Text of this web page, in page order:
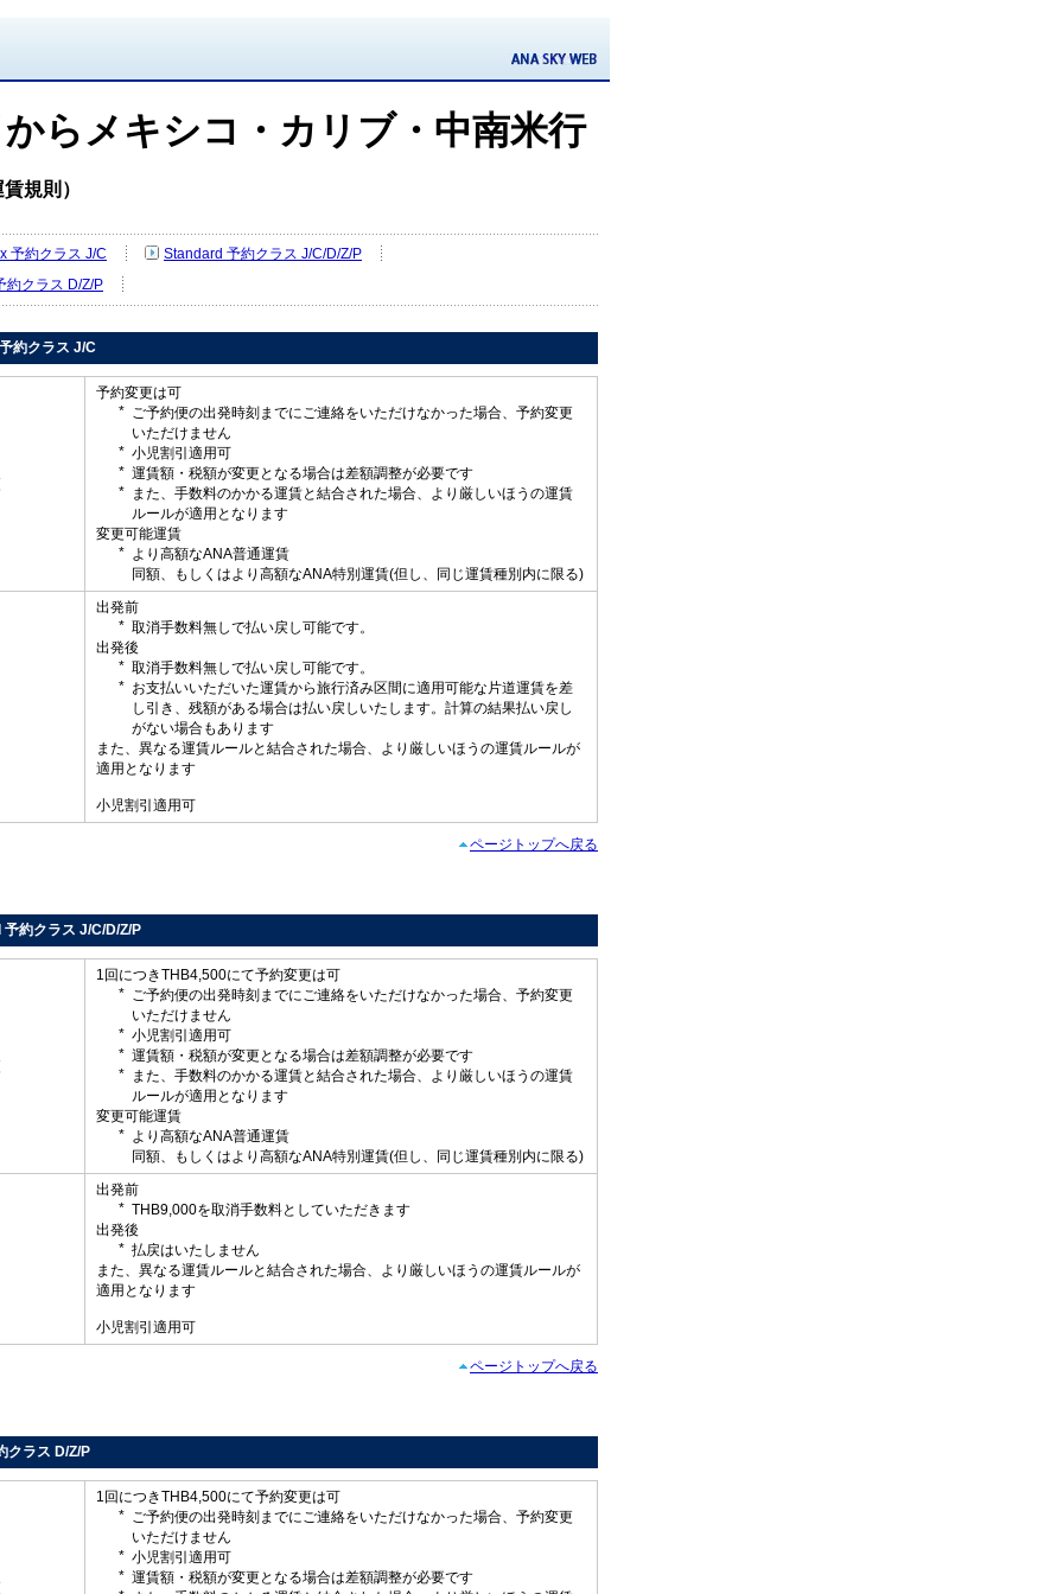
らメキシコ・カリブ・中南米行
賃規則）
予約クラス J/C
Standard 予約クラス J/C/D/Z/P
約クラス D/Z/P
約クラス J/C
予約変更は可
ご予約便の出発時刻までにご連絡をいただけなかった場合、予約変更
いただけません
小児割引適用可
運賃額・税額が変更となる場合は差額調整が必要です
また、手数料のかかる運賃と結合された場合、より厳しいほうの運賃
ルールが適用となります
変更可能運賃
より高額なANA普通運賃
同額、もしくはより高額なANA特別運賃(但し、同じ運賃種別内に限る)
出発前
取消手数料無しで払い戻し可能です。
出発後
取消手数料無しで払い戻し可能です。
お支払いいただいた運賃から旅行済み区間に適用可能な片道運賃を差
し引き、残額がある場合は払い戻しいたします。計算の結果払い戻し
がない場合もあります
また、異なる運賃ルールと結合された場合、より厳しいほうの運賃ルールが
適用となります
小児割引適用可
ページトップへ戻る
約クラス J/C/D/Z/P
1回につきTHB4,500にて予約変更は可
ご予約便の出発時刻までにご連絡をいただけなかった場合、予約変更
いただけません
小児割引適用可
運賃額・税額が変更となる場合は差額調整が必要です
また、手数料のかかる運賃と結合された場合、より厳しいほうの運賃
ルールが適用となります
変更可能運賃
より高額なANA普通運賃
同額、もしくはより高額なANA特別運賃(但し、同じ運賃種別内に限る)
出発前
THB9,000を取消手数料としていただきます
出発後
払戻はいたしません
また、異なる運賃ルールと結合された場合、より厳しいほうの運賃ルールが
適用となります
小児割引適用可
ページトップへ戻る
クラス D/Z/P
1回につきTHB4,500にて予約変更は可
ご予約便の出発時刻までにご連絡をいただけなかった場合、予約変更
いただけません
小児割引適用可
運賃額・税額が変更となる場合は差額調整が必要です